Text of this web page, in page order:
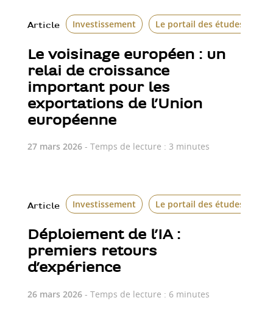
Article Investissement Le portail des études
Le voisinage européen : un
relai de croissance
important pour les
exportations de l’Union
européenne
27 mars 2026- Temps de lecture : 3 minutes
Article Investissement Le portail des études
Déploiement de l’IA :
premiers retours
d’expérience
26 mars 2026- Temps de lecture : 6 minutes